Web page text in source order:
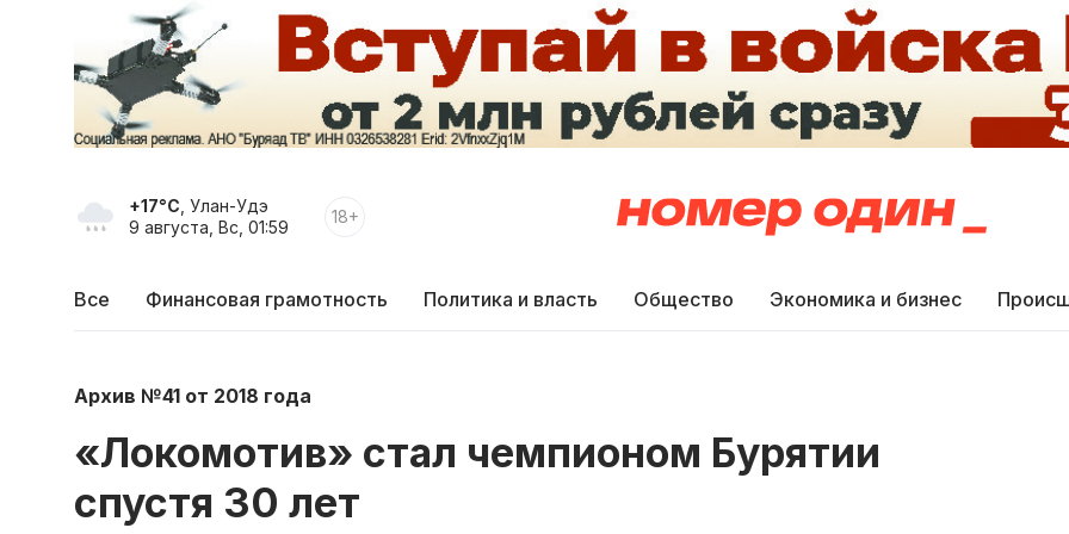
+17°C , Улан-Удэ
9 августа, Вс, 01:59
18+
Все Финансовая грамотность Политика и власть Общество Экономика и бизнес
Архив №41 от 2018 года
«Локомотив» стал чемпионом Бурятии
спустя 30 лет